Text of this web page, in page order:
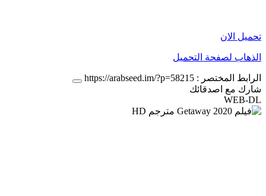
تحميل الان
الذهاب لصفحة التحميل
الرابط المختصر : https://arabseed.im/?p=58215
شارك مع اصدقائك
WEB-DL